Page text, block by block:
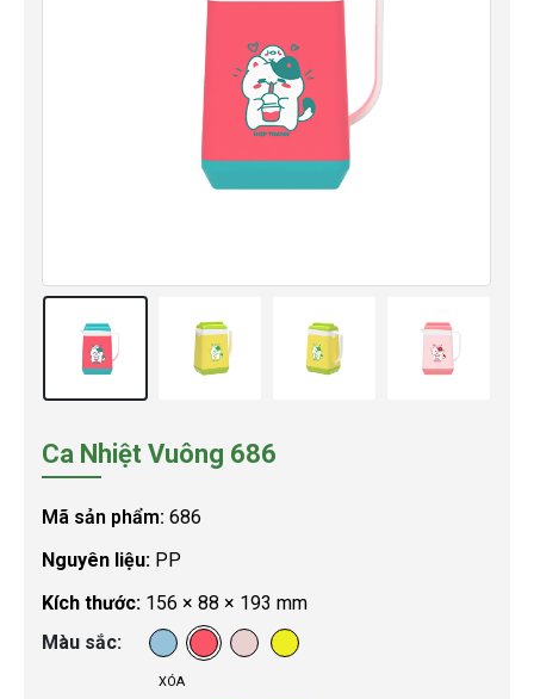
Ca Nhiệt Vuông 686
Mã sản phẩm: 686
Nguyên liệu: PP
Kích thước: 156 × 88 × 193 mm
Màu sắc
XÓA